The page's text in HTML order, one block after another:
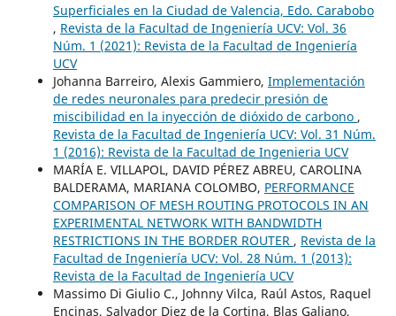
Superficiales en la Ciudad de Valencia, Edo. Carabobo
, Revista de la Facultad de Ingeniería UCV: Vol. 36
Núm. 1 (2021): Revista de la Facultad de Ingeniería
UCV
Johanna Barreiro, Alexis Gammiero, Implementación
de redes neuronales para predecir presión de
miscibilidad en la inyección de dióxido de carbono ,
Revista de la Facultad de Ingeniería UCV: Vol. 31 Núm.
1 (2016): Revista de la Facultad de Ingenieria UCV
MARÍA E. VILLAPOL, DAVID PÉREZ ABREU, CAROLINA
BALDERAMA, MARIANA COLOMBO, PERFORMANCE
COMPARISON OF MESH ROUTING PROTOCOLS IN AN
EXPERIMENTAL NETWORK WITH BANDWIDTH
RESTRICTIONS IN THE BORDER ROUTER , Revista de la
Facultad de Ingeniería UCV: Vol. 28 Núm. 1 (2013):
Revista de la Facultad de Ingeniería UCV
Massimo Di Giulio C., Johnny Vilca, Raúl Astos, Raquel
Encinas, Salvador Diez de la Cortina, Blas Galiano,